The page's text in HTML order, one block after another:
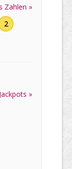
Zahlen »
2
»